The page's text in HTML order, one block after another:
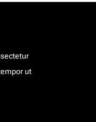
ut